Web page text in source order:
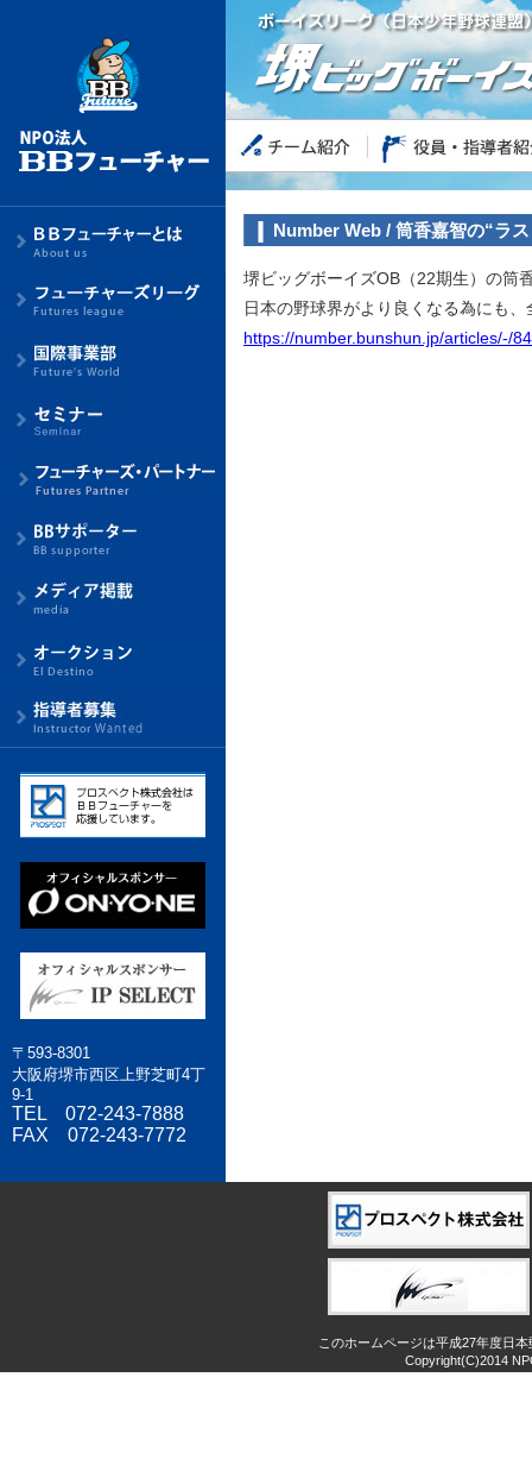
Number Web / 筒香嘉智の“ラ
堺ビッグボーイズOB（22期生）の筒
日本の野球界がより良くなる為にも
https://number.bunshun.jp/articles/-/
〒593-8301
大阪府堺市西区上野芝町4丁
9-1
TEL 072-243-7888
FAX 072-243-7772
このホームページは平成27年度日
Copyright(C)2014